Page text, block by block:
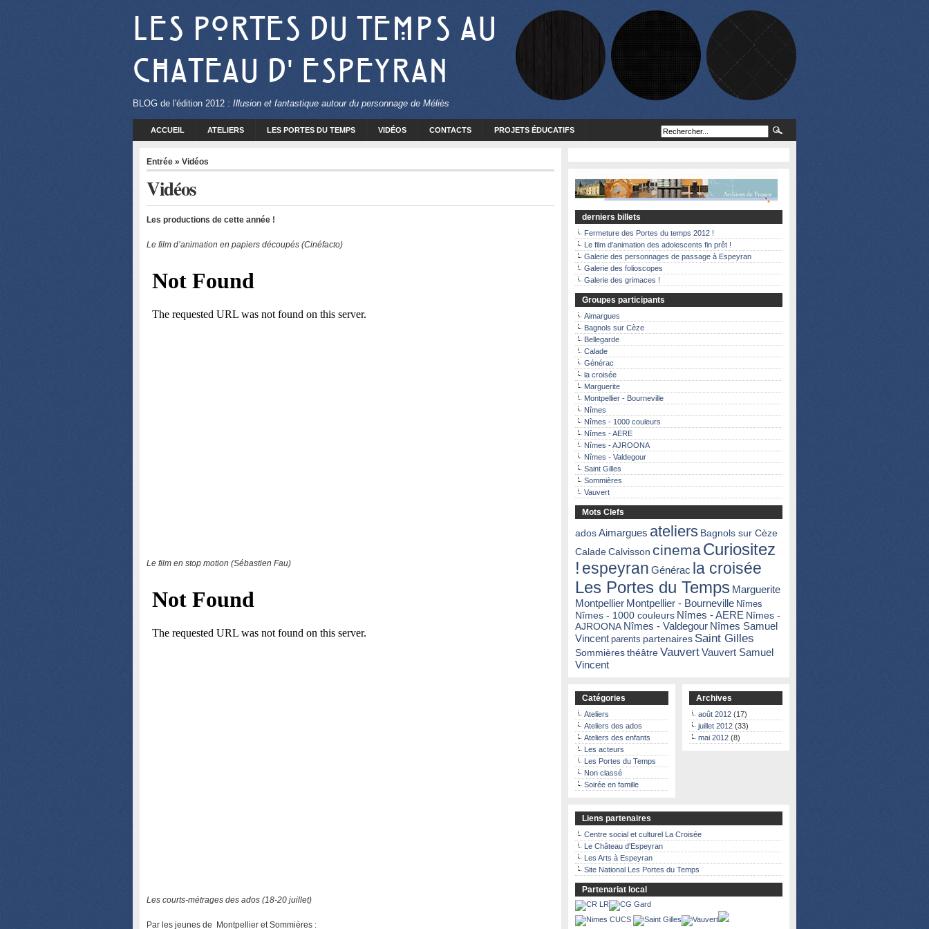
Les Portes du Temps au
Chateau d' Espeyran
BLOG de l'édition 2012 : Illusion et fantastique autour du personnage de Méliès
ACCUEIL ATELIERS LES PORTES DU TEMPS VIDÉOS CONTACTS PROJETS ÉDUCATIFS
Entrée » Vidéos
Vidéos
Les productions de cette année !
Le film d’animation en papiers découpés (Cinéfacto)
Le film en stop motion (Sébastien Fau)
Les courts-métrages des ados (18-20 juillet)
Par les jeunes de Montpellier et Sommières :
derniers billets
Fermeture des Portes du temps 2012 !
Le film d’animation des adolescents fin prêt !
Galerie des personnages de passage à Espeyran
Galerie des folioscopes
Galerie des grimaces !
Groupes participants
Aimargues
Bagnols sur Cèze
Bellegarde
Calade
Générac
la croisée
Marguerite
Montpellier - Bourneville
Nîmes
Nîmes - 1000 couleurs
Nîmes - AERE
Nîmes - AJROONA
Nîmes - Valdegour
Saint Gilles
Sommières
Vauvert
Mots Clefs
adosAimargues ateliers Bagnols sur Cèze
CaladeCalvisson cinemaCuriositez
! espeyran Générac la croisée
Les Portes du Temps Marguerite
Montpellier Montpellier - Bourneville Nîmes
Nîmes - 1000 couleurs Nîmes - AERE Nîmes -
AJROONA Nîmes - Valdegour Nîmes Samuel
Vincent parents partenaires Saint Gilles
Sommières théâtre VauvertVauvert Samuel
Vincent
Catégories
Ateliers
Ateliers des ados
Ateliers des enfants
Les acteurs
Les Portes du Temps
Non classé
Soirée en famille
Archives
août 2012 (17)
juillet 2012 (33)
mai 2012 (8)
Liens partenaires
Centre social et culturel La Croisée
Le Château d'Espeyran
Les Arts à Espeyran
Site National Les Portes du Temps
Partenariat local